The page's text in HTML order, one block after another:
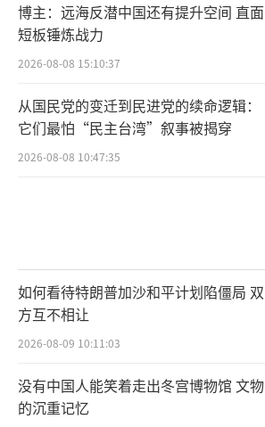
博主：远海反潜中国还有提升空间 直面
短板锤炼战力
2026-08-08 15:10:37
从国民党的变迁到民进党的续命逻辑：
它们最怕“民主台湾”叙事被揭穿
2026-08-08 10:47:35
如何看待特朗普加沙和平计划陷僵局 双
方互不相让
2026-08-09 10:11:03
没有中国人能笑着走出冬宫博物馆 文物
的沉重记忆